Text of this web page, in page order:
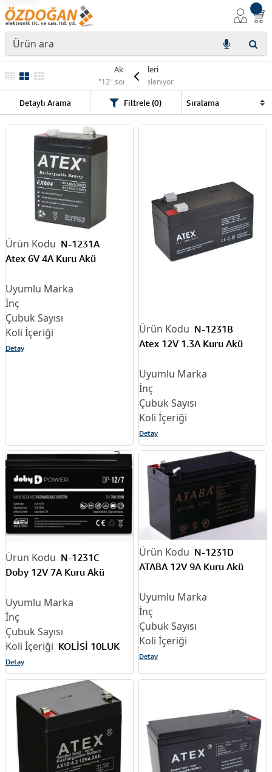
Akü Çeşitleri
"12" sonuç listeleniyor
Detaylı Arama Filtrele (0)
N-1231A
Atex 6V 4A Kuru Akü
Detay
N-1231B
Atex 12V 1.3A Kuru Akü
Detay
N-1231C
Doby 12V 7A Kuru Akü
KOLİSİ 10LUK
Detay
N-1231D
ATABA 12V 9A Kuru Akü
Detay